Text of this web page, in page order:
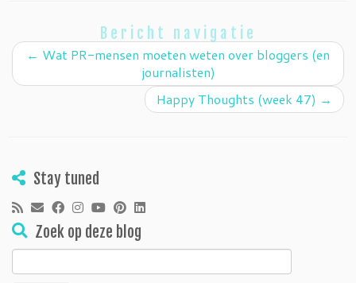
Bericht navigatie
← Wat PR-mensen moeten weten over bloggers (en
journalisten)
Happy Thoughts (week 47) →
Stay tuned
Zoek op deze blog
Zoeken
naar: